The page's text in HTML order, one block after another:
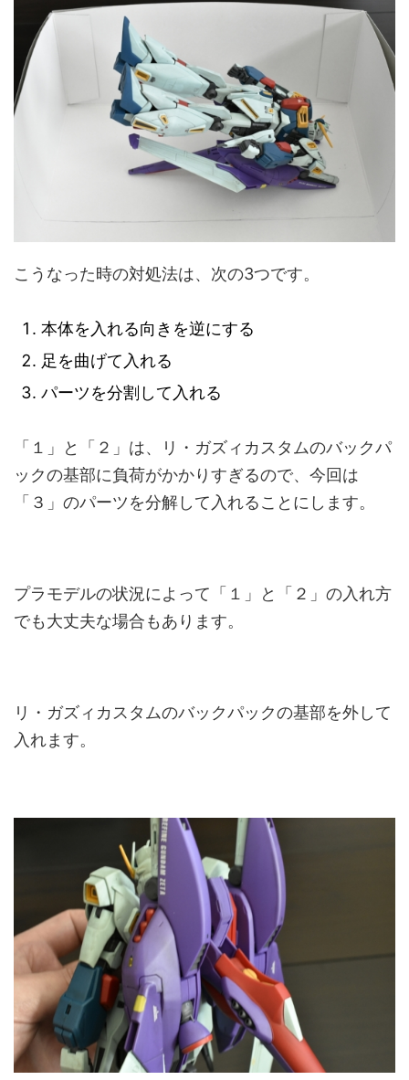
こうなった時の対処法は、次の3つです。
本体を入れる向きを逆にする
足を曲げて入れる
パーツを分割して入れる
「１」と「２」は、リ・ガズィカスタムのバックパ
ックの基部に負荷がかかりすぎるので、今回は
「３」のパーツを分解して入れることにします。
プラモデルの状況によって「１」と「２」の入れ方
でも大丈夫な場合もあります。
リ・ガズィカスタムのバックパックの基部を外して
入れます。